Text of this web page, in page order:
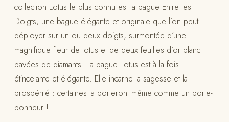
collection Lotus le plus connu est la bague Entre les
Doigts, une bague élégante et originale que l’on peut
déployer sur un ou deux doigts, surmontée d’une
magnifique fleur de lotus et de deux feuilles d’or blanc
pavées de diamants. La bague Lotus est à la fois
étincelante et élégante. Elle incarne la sagesse et la
prospérité : certaines la porteront même comme un porte-
bonheur !